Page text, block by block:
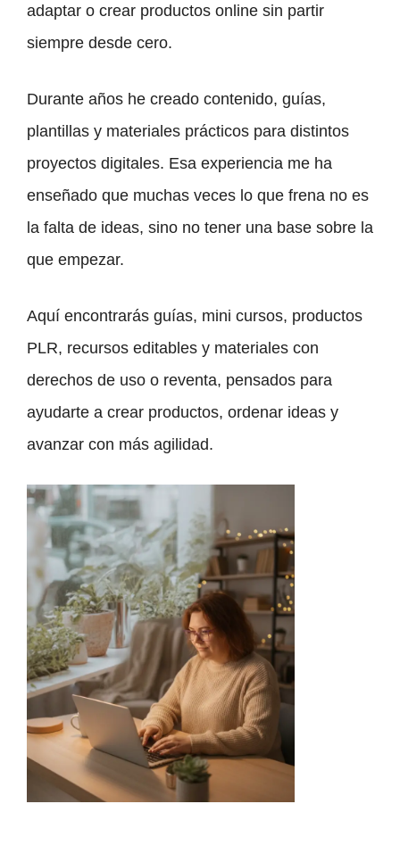
adaptar o crear productos online sin partir
siempre desde cero.
Durante años he creado contenido, guías,
plantillas y materiales prácticos para distintos
proyectos digitales. Esa experiencia me ha
enseñado que muchas veces lo que frena no es
la falta de ideas, sino no tener una base sobre la
que empezar.
Aquí encontrarás guías, mini cursos, productos
PLR, recursos editables y materiales con
derechos de uso o reventa, pensados para
ayudarte a crear productos, ordenar ideas y
avanzar con más agilidad.